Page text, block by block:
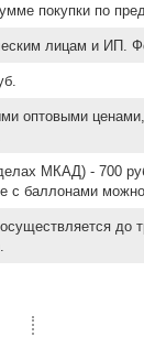
покупки по
лицам и ИП.
оптовыми
МКАД) - 700
с баллонами
до